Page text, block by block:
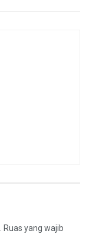
Ruas yang wajib